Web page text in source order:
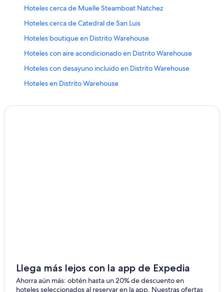
Hoteles cerca de Muelle Steamboat Natchez
Hoteles cerca de Catedral de San Luis
Hoteles boutique en Distrito Warehouse
Hoteles con aire acondicionado en Distrito Warehouse
Hoteles con desayuno incluido en Distrito Warehouse
Hoteles en Distrito Warehouse
Hoteles cerca de Bourbon Street
Hoteles cerca de Café du Monde
Llega más lejos con la app de Expedia
Ahorra aún más: obtén hasta un 20% de descuento en
hoteles seleccionados al reservar en la app. Nuestras ofertas